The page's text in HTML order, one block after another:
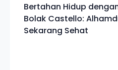
Bertahan Hidup
Bolak Castello:
Sekarang Sehat